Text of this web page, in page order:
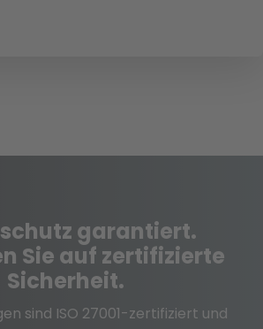
garantiert.
Sie auf zertifizierte
Sicherheit.
sind ISO 27001-zertifiziert und